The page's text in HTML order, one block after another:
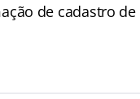
de cadastro de